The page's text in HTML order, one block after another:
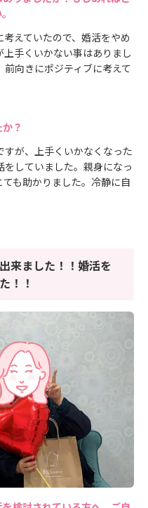
えていたので、婚活をやめ
手くいかない事はありまし
向きにポジティブに考えて
？
が、上手くいかなくなった
していました。親身になっ
も助かりました。冷静に自
来ました！！婚活を
！！